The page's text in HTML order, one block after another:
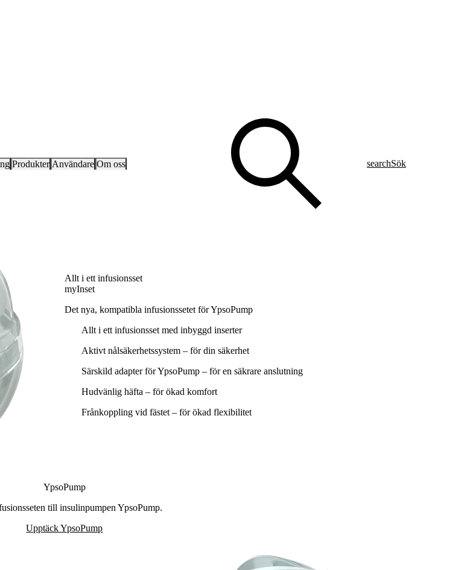
Produkter Användare Om oss searchSök
Allt i ett infusionsset
myInset
Det nya, kompatibla infusionssetet för YpsoPump
Allt i ett infusionsset med inbyggd inserter
Aktivt nålsäkerhetssystem – för din säkerhet
Särskild adapter för YpsoPump – för en säkrare anslutning
Hudvänlig häfta – för ökad komfort
Frånkoppling vid fästet – för ökad flexibilitet
YpsoPump
till insulinpumpen YpsoPump.
Upptäck YpsoPump